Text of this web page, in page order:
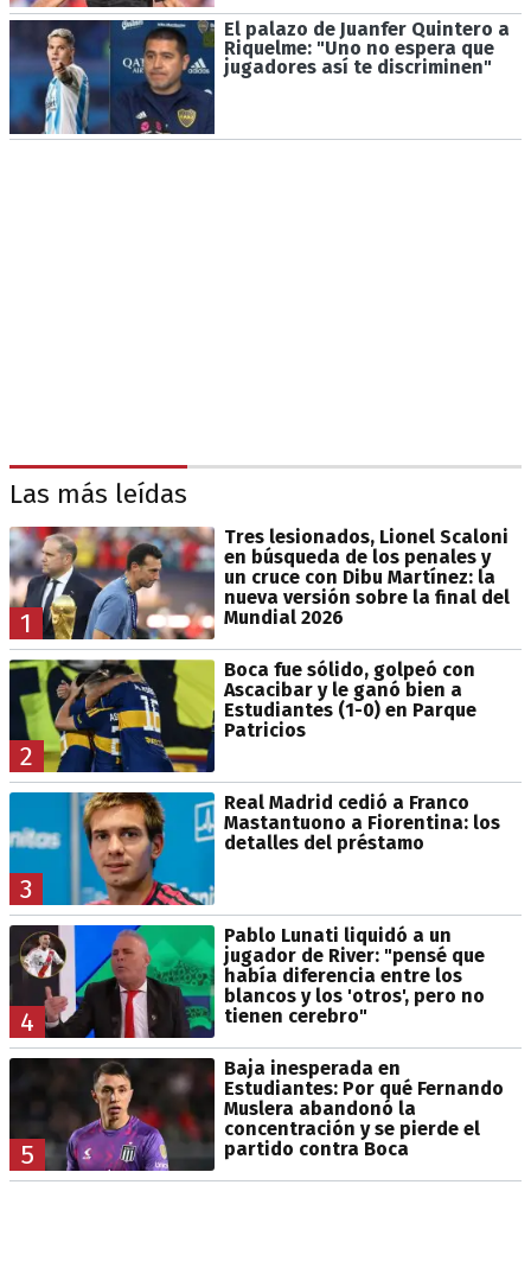
El palazo de Juanfer Quintero a
Riquelme: "Uno no espera que
jugadores así te discriminen"
Las más leídas
1
Tres lesionados, Lionel Scaloni
en búsqueda de los penales y
un cruce con Dibu Martínez: la
nueva versión sobre la final del
Mundial 2026
2
Boca fue sólido, golpeó con
Ascacibar y le ganó bien a
Estudiantes (1-0) en Parque
Patricios
3
Real Madrid cedió a Franco
Mastantuono a Fiorentina: los
detalles del préstamo
4
Pablo Lunati liquidó a un
jugador de River: "pensé que
había diferencia entre los
blancos y los 'otros', pero no
tienen cerebro"
5
Baja inesperada en
Estudiantes: Por qué Fernando
Muslera abandonó la
concentración y se pierde el
partido contra Boca